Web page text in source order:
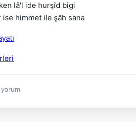
lâ'l ide hurşîd bigi
ise himmet ile şâh sana
yorum